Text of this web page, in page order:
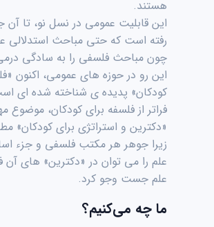
هستند.
این قابلیت عمومی در نسل نو، تا آن
رفته است که حتی مباحث استدلالی
چون مباحث فلسفی را به سادگی درمی
این رو در حوزه های عمومی، اکنون
کودکان» پدیده ی شناخته شده ای
فراتر از فلسفه برای کودکان، موضوع مهم
«دکترین و استراتژی برای کودکان»
زیرا جوهر هر مکتب فلسفی و جزء
علم را می توان در «دکترین» های آن
علم جست وجو کرد.
ما چه می‌کنیم؟